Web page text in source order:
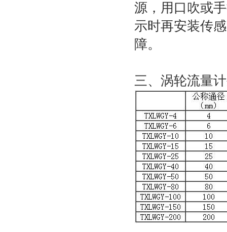
源，用口吹或
示时再安装传
障。
三、涡轮流量